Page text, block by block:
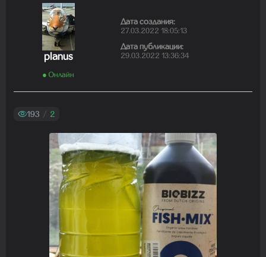
06.08.2026 19:50:30
01.08.2026 19:41:26
29.07.2026 13:23:35
22.07.2026 19:16:45
planus
● Онлайн
Дата создания:
27.03.2022 18:05:13
Дата публикации:
29.03.2022 13:36:34
193 / 2